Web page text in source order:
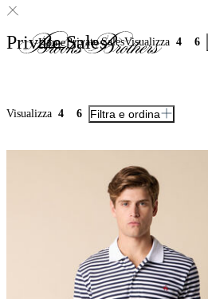
HomePrivate SalesVisualizza 4 6
Private Sales
Visualizza 4 6 Filtra e ordina